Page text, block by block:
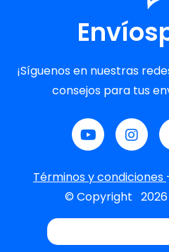
¡Síguenos en nuestras
consejos para tus
Términos y condiciones
© Copyright 2026